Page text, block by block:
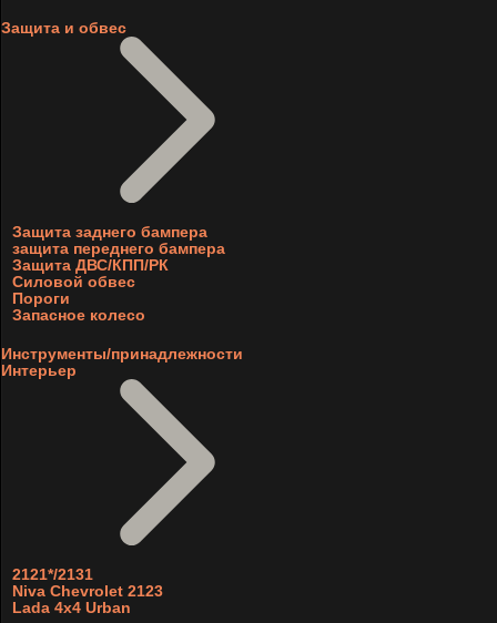
Защита и обвес
Защита заднего бампера
защита переднего бампера
Защита ДВС/КПП/РК
Силовой обвес
Пороги
Запасное колесо
Инструменты/принадлежности
Интерьер
2121*/2131
Niva Chevrolet 2123
Lada 4x4 Urban